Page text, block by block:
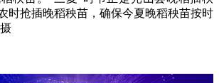
时抢插晚稻秧苗，确保今夏晚稻秧苗按时